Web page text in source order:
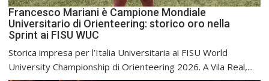
Francesco Mariani è Campione Mondiale
Universitario di Orienteering: storico oro nella
Sprint ai FISU WUC
Storica impresa per l’Italia Universitaria ai FISU World
University Championship di Orienteering 2026. A Vila Real,...